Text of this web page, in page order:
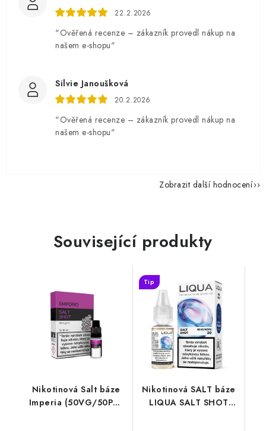
22.2.2026
"Ověřená recenze – zákazník provedl nákup na
našem e-shopu"
Silvie Janoušková
20.2.2026
"Ověřená recenze – zákazník provedl nákup na
našem e-shopu"
Zobrazit další hodnocení
Související produkty
Nikotinová Salt báze
Imperia (50VG/50PG)
Nikotinová SALT báze
LIQUA SALT SHOT
Tip